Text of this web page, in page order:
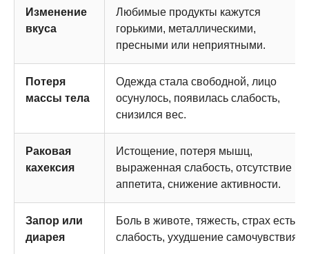
Изменение
вкуса
Любимые продукты кажутся
горькими, металлическими,
пресными или неприятными.
Потеря
массы тела
Одежда стала свободной, лицо
осунулось, появилась слабость,
снизился вес.
Раковая
кахексия
Истощение, потеря мышц,
выраженная слабость, отсутствие
аппетита, снижение активности.
Запор или
диарея
Боль в животе, тяжесть, страх есть,
слабость, ухудшение самочувствия.